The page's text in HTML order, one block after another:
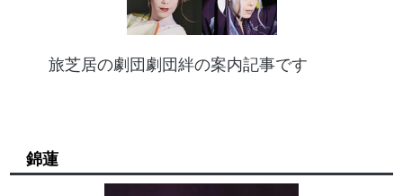
旅芝居の劇団劇団絆の案内記事です
錦蓮